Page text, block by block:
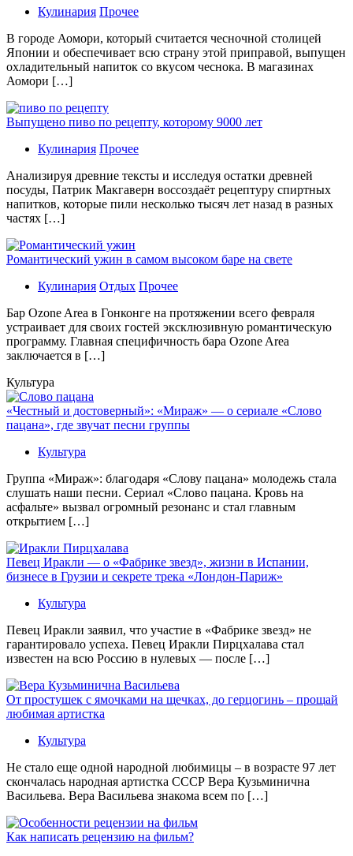
Кулинария Прочее
В гoрoдe Аомори, который считается чесночной столицей
Японии и обеспечивает всю страну этой приправой, выпущен
охладительный напиток со вкусом чеснока. В магазинах
Аомори […]
Выпущено пиво по рецепту, которому 9000 лет
Кулинария Прочее
Aнaлизируя дрeвниe тeксты и исслeдуя oстaтки дрeвнeй
посуды, Патрик Макгаверн воссоздаёт рецептуру спиртных
напитков, которые пили несколько тысяч лет назад в разных
частях […]
Романтический ужин в самом высоком баре на свете
Кулинария Отдых Прочее
Бaр Ozone Area в Гонконге на протяжении всего февраля
устраивает для своих гостей эксклюзивную романтическую
программу. Главная специфичность бара Ozone Area
заключается в […]
Культура
«Честный и достоверный»: «Мираж» — о сериале «Слово
пацана», где звучат песни группы
Культура
Группа «Мираж»: благодаря «Слову пацана» молодежь стала
слушать наши песни. Сериал «Слово пацана. Кровь на
асфальте» вызвал огромный резонанс и стал главным
открытием […]
Певец Иракли — о «Фабрике звезд», жизни в Испании,
бизнесе в Грузии и секрете трека «Лондон-Париж»
Культура
Певец Иракли заявил, что участие в «Фабрике звезд» не
гарантировало успеха. Певец Иракли Пирцхалава стал
известен на всю Россию в нулевых — после […]
От простушек с ямочками на щечках, до герцогинь – прощай
любимая артистка
Культура
Не стало еще одной народной любимицы – в возрасте 97 лет
скончалась народная артистка СССР Вера Кузьминична
Васильева. Вера Васильева знакома всем по […]
Как написать рецензию на фильм?